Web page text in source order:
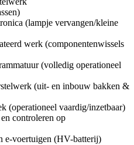
(lampje vervangen/kleine
werk (componentenwissels
(volledig operationeel
(uit- en inbouw bakken &
(operationeel vaardig/inzetbaar)
controleren op
e-voertuigen (HV-batterij)